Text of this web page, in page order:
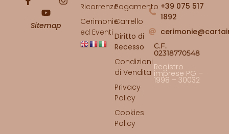
Sitemap
+39 075 517
1892
C.F.
02318770548
Registro
imprese PG –
1998 – 30032
Pagamento
Carrello
Diritto di
Recesso
Condizioni
di Vendita
Privacy
Policy
Cookies
Policy
Ricorrenze
Cerimonie
ed Eventi